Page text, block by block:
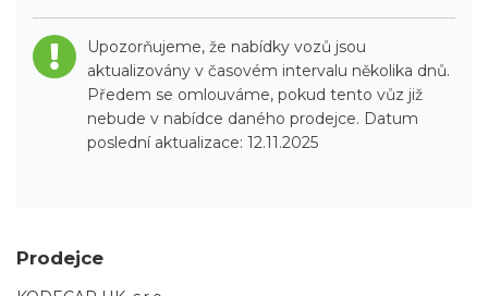
Upozorňujeme, že nabídky vozů jsou
aktualizovány v časovém intervalu několika dnů.
Předem se omlouváme, pokud tento vůz již
nebude v nabídce daného prodejce. Datum
poslední aktualizace: 12.11.2025
Prodejce